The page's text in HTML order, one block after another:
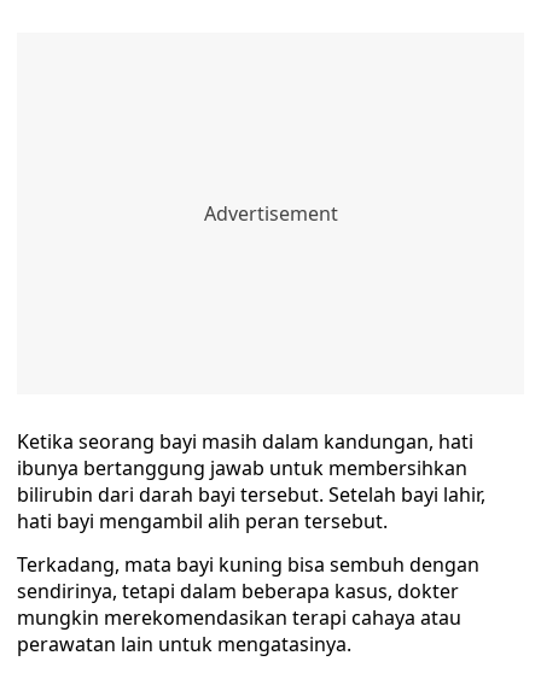
Ketika seorang bayi masih dalam kandungan, hati
ibunya bertanggung jawab untuk membersihkan
bilirubin dari darah bayi tersebut. Setelah bayi lahir,
hati bayi mengambil alih peran tersebut.
Terkadang, mata bayi kuning bisa sembuh dengan
sendirinya, tetapi dalam beberapa kasus, dokter
mungkin merekomendasikan terapi cahaya atau
perawatan lain untuk mengatasinya.